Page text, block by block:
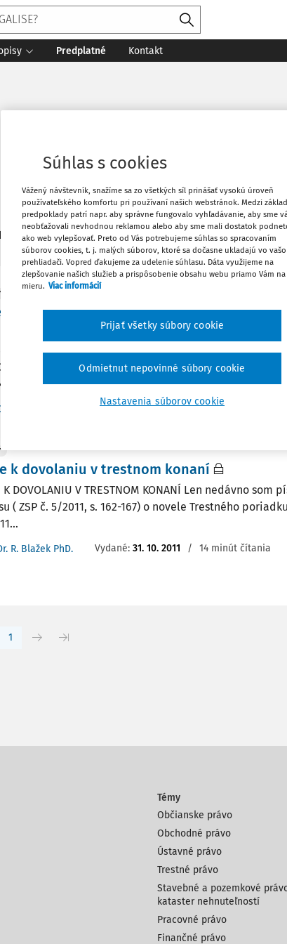
Predplatné Kontakt
dokumentov:2
prezidenta a nález Ústavného súdu SR
poriadok nepredpokladal
PREZIDENTA A NÁLEZ ÚSTAVNÉHO SÚDU SR -
NEPREDPOKLADAL Dňa 21. decembra 2012 bol v
2012 Z.z. Nález Ústavného súdu...
R. Blažek PhD. Vydané:31. 8. 2013 / 26 minút čítania
k dovolaniu v trestnom konaní
K DOVOLANIU V TRESTNOM KONANÍ Len nedávno
( ZSP č. 5/2011, s. 162-167) o novele Trestného
R. Blažek PhD. Vydané: 31. 10. 2011 / 14 minút čítania
1
Témy
Občianske právo
Obchodné právo
Ústavné právo
Trestné právo
Stavebné a pozemkové
kataster nehnuteľností
Pracovné právo
Finančné právo
Súhlas s cookies
Vážený návštevník, snažíme sa zo všetkých síl prinášať vysokú úroveň
používateľského komfortu pri používaní našich webstránok. Medzi
predpoklady patrí napr. aby správne fungovalo vyhľadávanie, aby sme
neobťažovali nevhodnou reklamou alebo aby sme mali dostatok
ako web vylepšovať. Preto od Vás potrebujeme súhlas so spracovaním
súborov cookies, t. j. malých súborov, ktoré sa dočasne ukladajú vo
prehliadači. Vopred ďakujeme za udelenie súhlasu. Dáta využijeme na
zlepšovanie našich služieb a prispôsobenie obsahu webu priamo Vám na
mieru. Viac informácií
Nastavenia súborov cookie
Odmietnut nepovinné súbory cookie
Prijať všetky súbory cookie